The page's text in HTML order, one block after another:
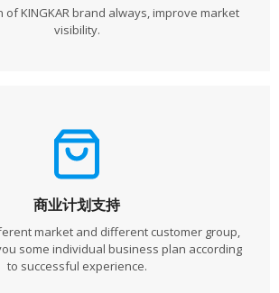
KINGKAR brand always, improve market
visibility.
商业计划支持
market and different customer group,
some individual business plan according
to successful experience.